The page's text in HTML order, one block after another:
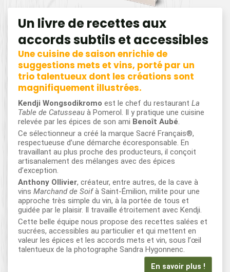
Un livre de recettes aux
accords subtils et accessibles
Une cuisine de saison enrichie de
suggestions mets et vins, porté par un
trio talentueux dont les créations sont
magnifiquement illustrées.
Kendji Wongsodikromo est le chef du restaurant La
Table de Catusseau à Pomerol. Il y pratique une cuisine
relevée par les épices de son ami Benoît Aubé.
Ce sélectionneur a créé la marque Sacré Français®,
respectueuse d’une démarche écoresponsable. En
travaillant au plus proche des producteurs, il conçoit
artisanalement des mélanges avec des épices
d’exception.
Anthony Ollivier, créateur, entre autres, de la cave à
vins Marchand de Soifà Saint-Émilion, milite pour une
approche très simple du vin, à la portée de tous et
guidée par le plaisir. Il travaille étroitement avec Kendji.
Cette belle équipe nous propose des recettes salées et
sucrées, accessibles au particulier et qui mettent en
valeur les épices et les accords mets et vin, sous l’œil
talentueux de la photographe Sandra Hygonnenc.
En savoir plus !